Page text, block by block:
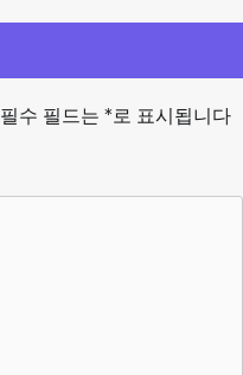
필수 필드는 *로 표시됩니다